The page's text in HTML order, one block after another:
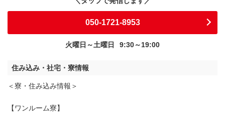
050-1721-8953
火曜日～土曜日 9:30～19:00
住み込み・社宅・寮情報
＜寮・住み込み情報＞
【ワンルーム寮】